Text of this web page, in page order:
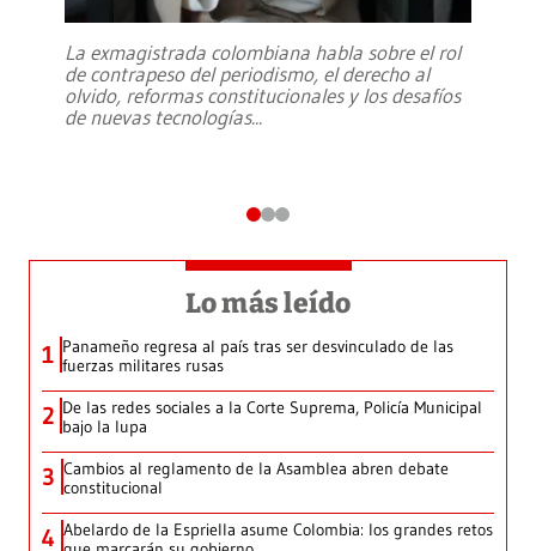
La exmagistrada colombiana habla sobre el rol
de contrapeso del periodismo, el derecho al
olvido, reformas constitucionales y los desafíos
de nuevas tecnologías...
Lo más leído
1 Panameño regresa al país tras ser desvinculado de las
fuerzas militares rusas
2 De las redes sociales a la Corte Suprema, Policía Municipal
bajo la lupa
3 Cambios al reglamento de la Asamblea abren debate
constitucional
4 Abelardo de la Espriella asume Colombia: los grandes retos